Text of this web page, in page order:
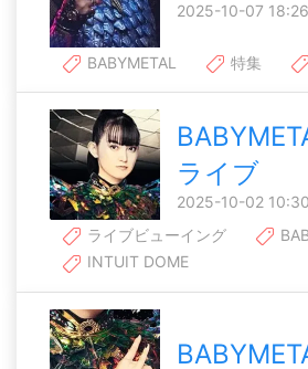
2025-10-07
BABYMETAL 特集
ライブ
2025-10-02
ライブビューイング
INTUIT DOME